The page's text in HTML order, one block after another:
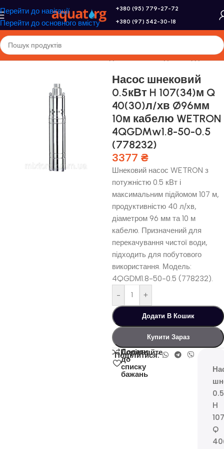
Перейти до навігації
Перейти до основного вмісту
+380 (95) 779-27-72
+380 (97) 542-30-18
/Насоси та насосне обладнання/Насоси для свердловини
Насос шнековий
0.5кВт H 107(34)м Q
40(30)л/хв Ø96мм
10м кабелю WETRON
4QGDMw1.8-50-0.5
(778232)
3377 ₴
Шнековий насос WETRON з
потужністю 0.5 кВт і
максимальним підйомом 107 м,
продуктивністю 40 л/хв,
діаметром 96 мм та 10 м
кабелю. Призначений для
перекачування чистої води,
підходить для побутового
використання. Модель:
4QGDM1.8-50-0.5 (778232).
-
+
Додати В Кошик
Купити Зараз
Порівняйте
Додати
до
списку
бажань
Поділитися:
H
Q